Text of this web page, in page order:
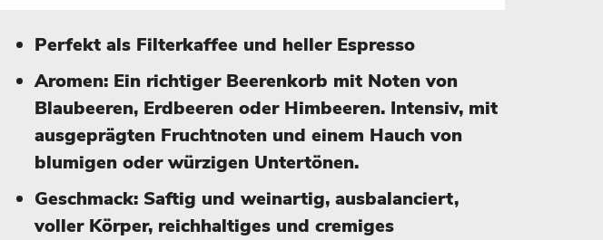
Perfekt als Filterkaffee und heller Espresso
Aromen: Ein richtiger Beerenkorb mit Noten von
Blaubeeren, Erdbeeren oder Himbeeren. Intensiv, mit
ausgeprägten Fruchtnoten und einem Hauch von
blumigen oder würzigen Untertönen.
Geschmack: Saftig und weinartig, ausbalanciert,
voller Körper, reichhaltiges und cremiges